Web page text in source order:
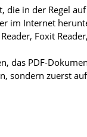
die in der Regel
im Internet
Foxit
das PDF-
sondern zuerst